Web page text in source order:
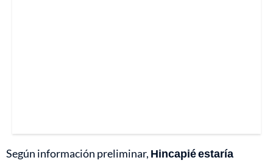
Según información preliminar, Hincapié estaría